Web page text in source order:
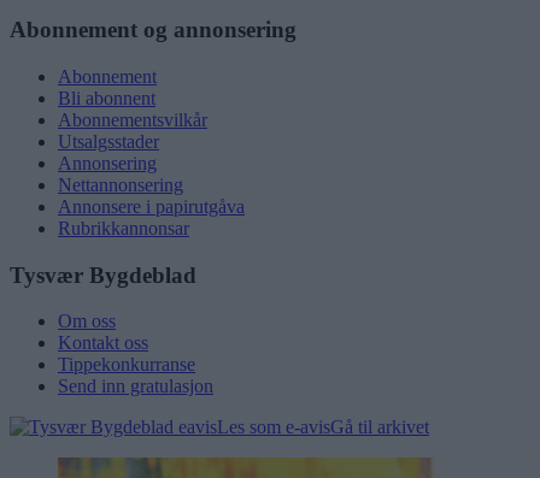
Abonnement og annonsering
Abonnement
Bli abonnent
Abonnementsvilkår
Utsalgsstader
Annonsering
Nettannonsering
Annonsere i papirutgåva
Rubrikkannonsar
Tysvær Bygdeblad
Om oss
Kontakt oss
Tippekonkurranse
Send inn gratulasjon
Les som e-avisGå til arkivet